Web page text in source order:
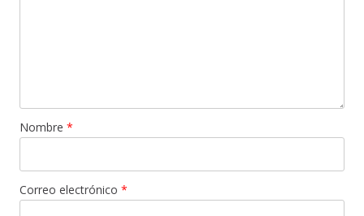
Nombre *
Correo electrónico *